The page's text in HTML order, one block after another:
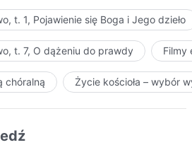
t. 1, Pojawienie się Boga i Jego dzieło
t. 7, O dążeniu do prawdy Filmy
chóralną Życie kościoła – wybór